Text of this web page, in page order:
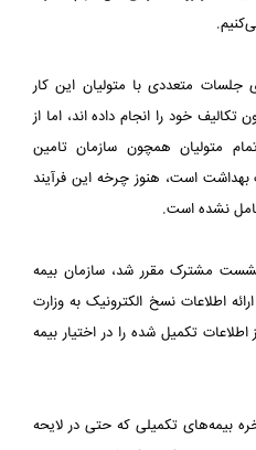
جلسات متعددی با متولیان این کار
تکالیف خود را انجام داده اند، اما از
متولیان همچون سازمان تامین
بهداشت است، هنوز چرخه این فرآیند
نشده است.
مشترک مقرر شد، سازمان بیمه
اطلاعات نسخ الکترونیک به وزارت
تکمیل شده را در اختیار بیمه
بیمه‌های تکمیلی که حتی در لایحه